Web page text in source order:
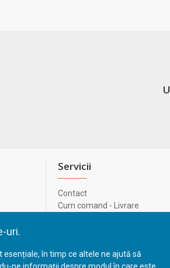
uri.
în timp ce altele ne ajută să
Servicii
Contact
Cum comand - Livrare
ANPC